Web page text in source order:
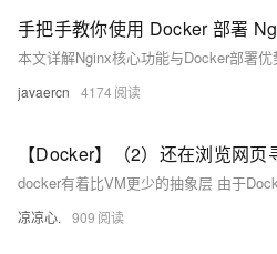
手把手教你使用 Docker 部署
javaercn 4174
凉凉心. 909